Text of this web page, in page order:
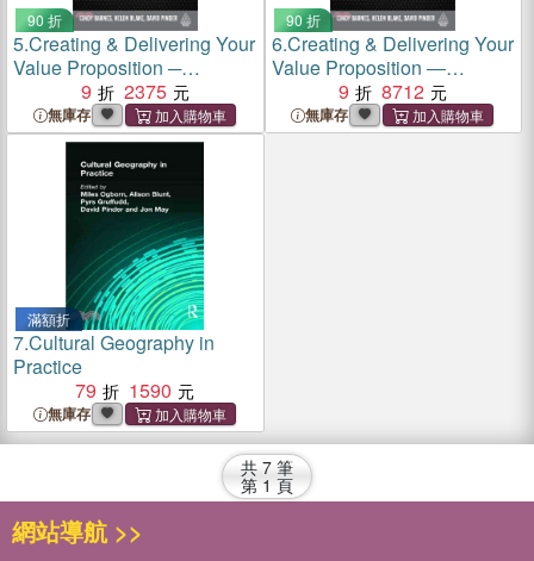
90 折
5.Creating & Delivering Your
Value Proposition ─
Managing Customer
Experience for Profit
9 2375
無庫存
90 折
6.Creating & Delivering Your
Value Proposition ―
Managing customer
experience for profit
9 8712
無庫存
滿額折
7.Cultural Geography in
Practice
79
1590
無庫存
共 7 筆
第 1 頁
網站導航 >>